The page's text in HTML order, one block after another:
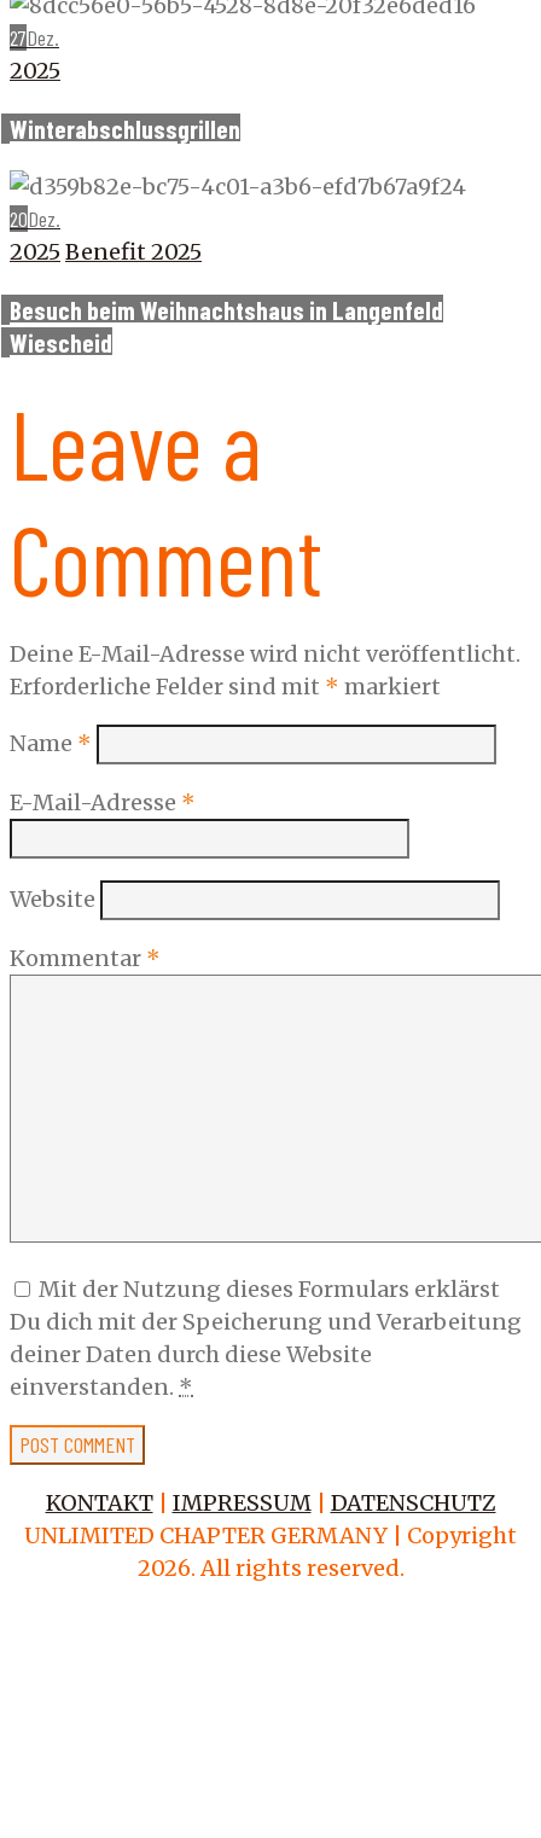
27Dez.
2025
Winterabschlussgrillen
20Dez.
2025 Benefit 2025
Besuch beim Weihnachtshaus in Langenfeld
Wiescheid
Leave a
Comment
Deine E-Mail-Adresse wird nicht veröffentlicht.
Erforderliche Felder sind mit * markiert
Name *
E-Mail-Adresse *
Website
Kommentar *
Mit der Nutzung dieses Formulars erklärst
Du dich mit der Speicherung und Verarbeitung
deiner Daten durch diese Website
einverstanden. *
KONTAKT IMPRESSUM
DATENSCHUTZ
UNLIMITED CHAPTER GERMANY | Copyright
2026. All rights reserved.